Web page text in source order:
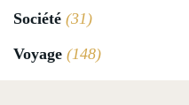
Société (31)
Voyage (148)